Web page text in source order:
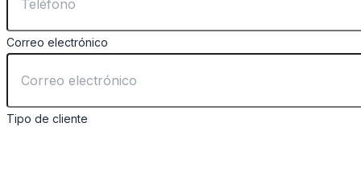
Correo electrónico
Tipo de cliente